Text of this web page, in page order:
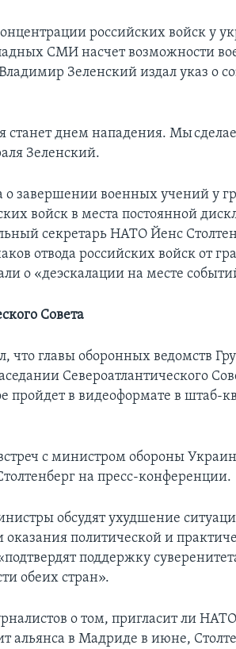
российских войск у
СМИ насчет возможности
Зеленский издал указ о
станет днем нападения. Мы
Зеленский.
о завершении военных учений у
войск в места постоянной
секретарь НАТО Йенс
отвода российских войск от
о «деэскалации на месте
Совета
что главы оборонных ведомств
Североатлантического
пройдет в видеоформате в штаб-
с министром обороны
на пресс-конференции.
обсудят ухудшение
политической и
поддержку
обеих стран».
о том, пригласит ли
альянса в Мадриде в июне,